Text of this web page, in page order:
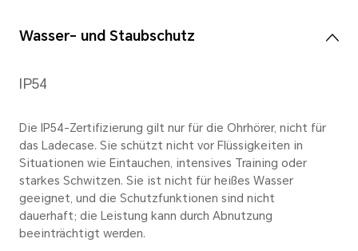
Ladecase: 480 mAh
Ohrhörer (bei 100 %
Mit Ladecase: 26 Stunden
Die Daten zur Wiedergabezeit